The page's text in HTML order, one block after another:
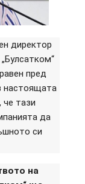
директор
пред
настоящата
че тази
да
си
на